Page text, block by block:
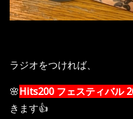
ラジオをつければ、
🌸Hits200 フェスティバル
きます👍